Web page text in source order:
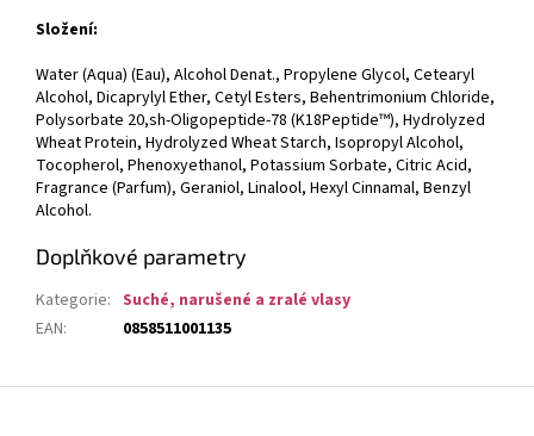
Složení:
Water (Aqua) (Eau), Alcohol Denat., Propylene Glycol, Cetearyl
Alcohol, Dicaprylyl Ether, Cetyl Esters, Behentrimonium Chloride,
Polysorbate 20,sh-Oligopeptide-78 (K18Peptide™), Hydrolyzed
Wheat Protein, Hydrolyzed Wheat Starch, Isopropyl Alcohol,
Tocopherol, Phenoxyethanol, Potassium Sorbate, Citric Acid,
Fragrance (Parfum), Geraniol, Linalool, Hexyl Cinnamal, Benzyl
Alcohol.
Doplňkové parametry
Kategorie: Suché, narušené a zralé vlasy
EAN: 0858511001135